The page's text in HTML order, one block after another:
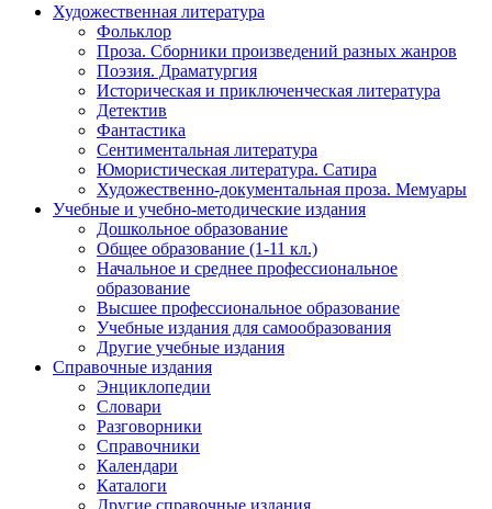
Художественная литература
Фольклор
Проза. Сборники произведений разных жанров
Поэзия. Драматургия
Историческая и приключенческая литература
Детектив
Фантастика
Сентиментальная литература
Юмористическая литература. Сатира
Художественно-документальная проза. Мемуары
Учебные и учебно-методические издания
Дошкольное образование
Общее образование (1-11 кл.)
Начальное и среднее профессиональное
образование
Высшее профессиональное образование
Учебные издания для самообразования
Другие учебные издания
Справочные издания
Энциклопедии
Словари
Разговорники
Справочники
Календари
Каталоги
Другие справочные издания